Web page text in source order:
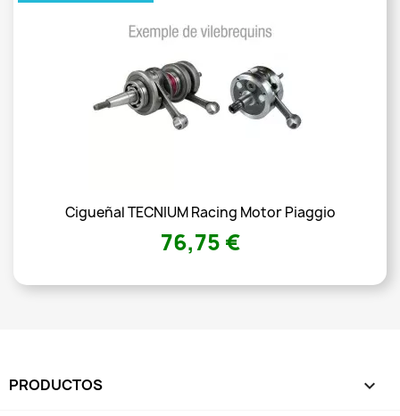
Cigueñal TECNIUM Racing Motor Piaggio
76,75 €
PRODUCTOS 